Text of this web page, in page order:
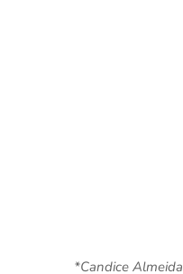
*Candice Almeida